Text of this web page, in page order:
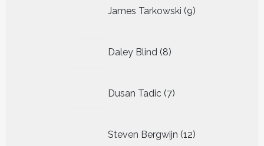
James Tarkowski 9
producten
Daley Blind 8
producten
Dusan Tadic 7
producten
Steven Bergwijn 12
producten